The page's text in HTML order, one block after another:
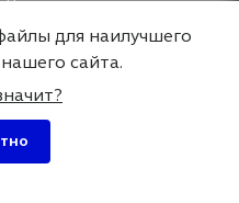
Дипломы и
сертификаты
Портфолио
Отзывы
Вопросы и ответы
для наилучшего
сайта.